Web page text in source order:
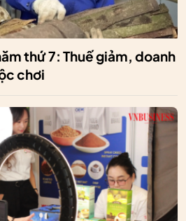
thứ 7: Thuế giảm, doanh
chơi